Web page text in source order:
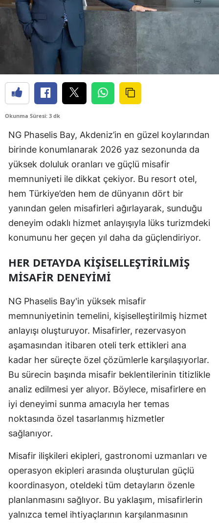
Okunma Süresi: 3 dk
NG Phaselis Bay, Akdeniz’in en güzel koylarından
birinde konumlanarak 2026 yaz sezonunda da
yüksek doluluk oranları ve güçlü misafir
memnuniyeti ile dikkat çekiyor. Bu resort otel,
hem Türkiye’den hem de dünyanın dört bir
yanından gelen misafirleri ağırlayarak, sunduğu
deneyim odaklı hizmet anlayışıyla lüks turizmdeki
konumunu her geçen yıl daha da güçlendiriyor.
HER DETAYDA KIŞISELLEŞTIRILMIŞ
MISAFIR DENEYIMI
NG Phaselis Bay'in yüksek misafir
memnuniyetinin temelini, kişiselleştirilmiş hizmet
anlayışı oluşturuyor. Misafirler, rezervasyon
aşamasından itibaren oteli terk ettikleri ana
kadar her süreçte özel çözümlerle karşılaşıyorlar.
Bu sürecin başında misafir beklentilerinin titizlikle
analiz edilmesi yer alıyor. Böylece, misafirlere en
iyi deneyimi sunma amacıyla her temas
noktasında özel tasarlanmış hizmetler
sağlanıyor.
Misafir ilişkileri ekipleri, gastronomi uzmanları ve
operasyon ekipleri arasında oluşturulan güçlü
koordinasyon, oteldeki tüm detayların özenle
planlanmasını sağlıyor. Bu yaklaşım, misafirlerin
yalnızca temel ihtiyaçlarının karşılanmasının